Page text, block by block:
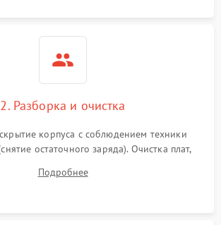
2. Разборка и очистка
корпуса с соблюдением техники
остаточного заряда). Очистка плат,
перегрева и замыканий.
Подробнее